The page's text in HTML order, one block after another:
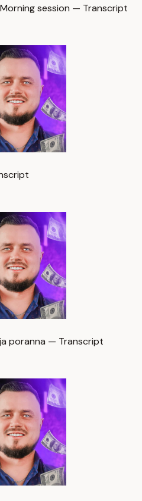
Morning session — Transcript
poranna — Transcript